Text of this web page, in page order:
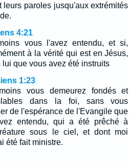
leurs paroles jusqu'aux extrémités
4:21
vous l'avez entendu, et si,
à la vérité qui est en Jésus,
lui que vous avez été instruits
1:23
vous demeurez fondés et
dans la foi, sans vous
de l'espérance de l'Evangile que
entendu, qui a été prêché à
sous le ciel, et dont moi
été fait ministre.